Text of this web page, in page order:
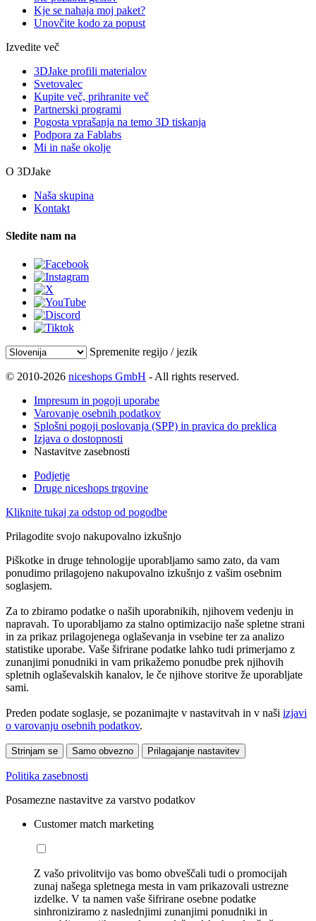
Kje se nahaja moj paket?
Unovčite kodo za popust
Izvedite več
3DJake profili materialov
Svetovalec
Kupite več, prihranite več
Partnerski programi
Pogosta vprašanja na temo 3D tiskanja
Podpora za Fablabs
Mi in naše okolje
O 3DJake
Naša skupina
Kontakt
Sledite nam na
Spremenite regijo / jezik
© 2010-2026 niceshops GmbH - All rights reserved.
Impresum in pogoji uporabe
Varovanje osebnih podatkov
Splošni pogoji poslovanja (SPP) in pravica do preklica
Izjava o dostopnosti
Nastavitve zasebnosti
Podjetje
Druge niceshops trgovine
Kliknite tukaj za odstop od pogodbe
Prilagodite svojo nakupovalno izkušnjo
Piškotke in druge tehnologije uporabljamo samo zato, da vam
ponudimo prilagojeno nakupovalno izkušnjo z vašim osebnim
soglasjem.
Za to zbiramo podatke o naših uporabnikih, njihovem vedenju in
napravah. To uporabljamo za stalno optimizacijo naše spletne strani
in za prikaz prilagojenega oglaševanja in vsebine ter za analizo
statistike uporabe. Vaše šifrirane podatke lahko tudi primerjamo z
zunanjimi ponudniki in vam prikažemo ponudbe prek njihovih
spletnih oglaševalskih kanalov, le če njihove storitve že uporabljate
sami.
Preden podate soglasje, se pozanimajte v nastavitvah in v naši izjavi
o varovanju osebnih podatkov.
Strinjam se Samo obvezno Prilagajanje nastavitev
Politika zasebnosti
Posamezne nastavitve za varstvo podatkov
Customer match marketing
Z vašo privolitvijo vas bomo obveščali tudi o promocijah
zunaj našega spletnega mesta in vam prikazovali ustrezne
izdelke. V ta namen vaše šifrirane osebne podatke
sinhroniziramo z naslednjimi zunanjimi ponudniki in